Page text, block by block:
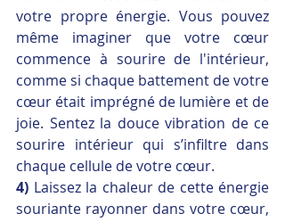
votre propre énergie. Vous pouvez
même imaginer que votre cœur
commence à sourire de l'intérieur,
comme si chaque battement de votre
cœur était imprégné de lumière et de
joie. Sentez la douce vibration de ce
sourire intérieur qui s’infiltre dans
chaque cellule de votre cœur.
4) Laissez la chaleur de cette énergie
souriante rayonner dans votre cœur,